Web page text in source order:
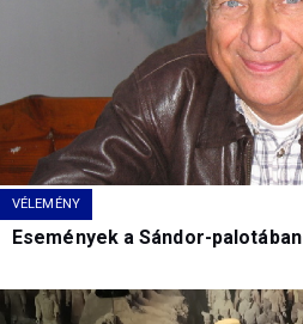
VÉLEMÉNY
Események a Sándor-palotában